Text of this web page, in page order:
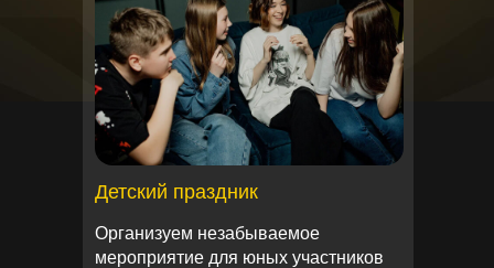
Детский праздник
Организуем незабываемое
мероприятие для юных участников